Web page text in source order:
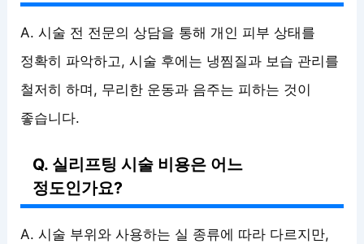
A. 시술 전 전문의 상담을 통해 개인 피부 상태를
정확히 파악하고, 시술 후에는 냉찜질과 보습 관리를
철저히 하며, 무리한 운동과 음주는 피하는 것이
좋습니다.
Q. 실리프팅 시술 비용은 어느
정도인가요?
A. 시술 부위와 사용하는 실 종류에 따라 다르지만,